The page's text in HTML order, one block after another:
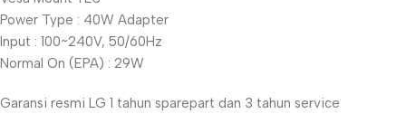
Power Type : 40W Adapter
Input : 100~240V, 50/60Hz
Normal On (EPA) : 29W
Garansi resmi LG 1 tahun sparepart dan 3 tahun service